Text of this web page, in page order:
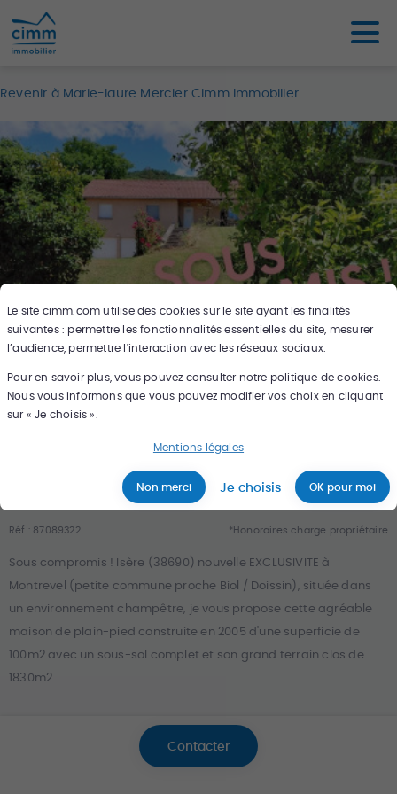
Le site cimm.comutilise des cookies sur le site ayant les finalités
suivantes : permettre les fonctionnalités essentielles du site, mesurer
l’audience, permettre l'interaction avec les réseaux sociaux.
Pour en savoir plus, vous pouvez consulter notre politique de cookies.
Nous vous informons que vous pouvez modifier vos choix en cliquant
sur « Je choisis ».
Mentions légales
Non merci Je choisis OK pour moi
Revenir à Marie-laure Mercier Cimm Immobilier
18photos
100m²
Réf : 87089322 *Honoraires charge propriétaire
Sous compromis ! Isère (38690) nouvelle EXCLUSIVITE à
Montrevel (petite commune proche Biol / Doissin), située dans
un environnement champêtre, je vous propose cette agréable
maison de plain-pied construite en 2005 d'une superficie de
100m2 avec un sous-sol complet et son grand terrain clos de
1830m2.
Elle se compose d’une belle pièce de vie lumineuse avec
cuisine équipée ouverte, offrant un accès direct à 3 terrasses
d'une surface totale de 100m2, triple exposition.
Contacter